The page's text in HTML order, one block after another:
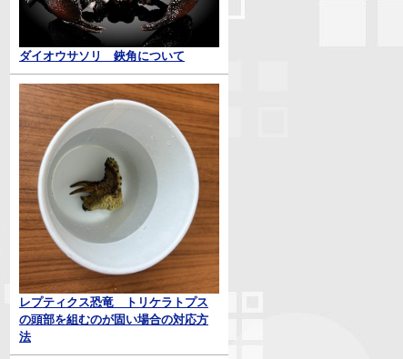
ダイオウサソリ 鋏角について
レプティクス恐竜 トリケラトプス
の頭部を組むのが固い場合の対応方
法